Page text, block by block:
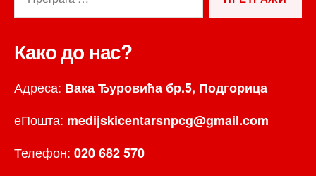
Како до нас?
Адреса: Вака Ђуровића бр.5, Подгорица
еПошта: medijskicentarsnpcg@gmail.com
Телефон: 020 682 570